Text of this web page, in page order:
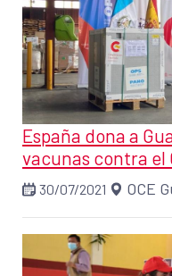
España dona a
vacunas contra el
30/07/2021 OCE